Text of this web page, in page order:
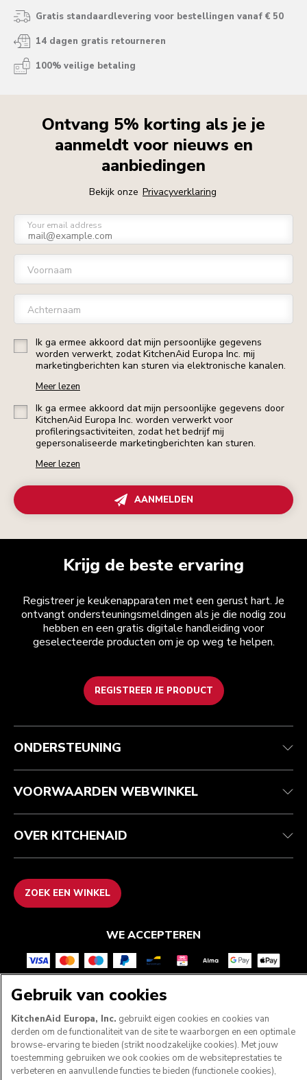
Gratis standaardlevering voor bestellingen vanaf € 50
14 dagen gratis retourneren
100% veilige betaling
Ontvang 5% korting als je je
aanmeldt voor nieuws en
aanbiedingen
Bekijk onze Privacyverklaring
Your email address
Voornaam
Achternaam
Ik ga ermee akkoord dat mijn persoonlijke gegevens
worden verwerkt, zodat KitchenAid Europa Inc. mij
marketingberichten kan sturen via elektronische kanalen.
Meer lezen
Ik ga ermee akkoord dat mijn persoonlijke gegevens door
KitchenAid Europa Inc. worden verwerkt voor
profileringsactiviteiten, zodat het bedrijf mij
gepersonaliseerde marketingberichten kan sturen.
Meer lezen
AANMELDEN
Krijg de beste ervaring
Registreer je keukenapparaten met een gerust hart. Je
ontvangt ondersteuningsmeldingen als je die nodig zou
hebben en een gratis digitale handleiding voor
geselecteerde producten om je op weg te helpen.
REGISTREER JE PRODUCT
Health check
Je bestelling volgen
Garantie en documenten
Recupel
Algemene voorwaarden
Retournering en terugbetaling
Imprint
ODR
Het merk
Zoek een winkel
ONDERSTEUNING
VOORWAARDEN WEBWINKEL
OVER KITCHENAID
ZOEK EEN WINKEL
WE ACCEPTEREN
VOLG ONS
Gebruik van cookies
KitchenAid Europa, Inc. gebruikt eigen cookies en cookies van
derden om de functionaliteit van de site te waarborgen en een optimale
browse-ervaring te bieden (strikt noodzakelijke cookies). Met jouw
toestemming gebruiken we ook cookies om de websiteprestaties te
verbeteren en aanvullende functies te bieden (functionele cookies),